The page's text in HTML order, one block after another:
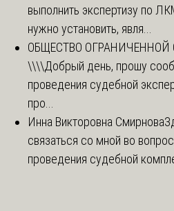
выполнить экспертизу по
нужно установить, явля...
ОБЩЕСТВО ОГРАНИЧЕННОЙ
\\\\Добрый день, прошу
проведения судебной
про...
Инна Викторовна Смирнова
связаться со мной во
проведения судебной